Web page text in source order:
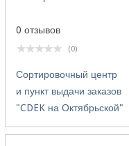
0 отзывов
(0)
Сортировочный центр
и пункт выдачи заказов
"CDEK на Октябрьской"